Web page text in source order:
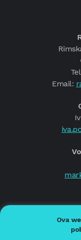
Email:
©
Ova